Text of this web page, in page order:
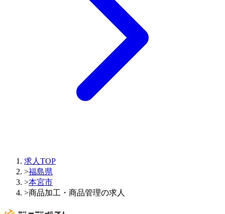
求人TOP
>福島県
>本宮市
>商品加工・商品管理の求人